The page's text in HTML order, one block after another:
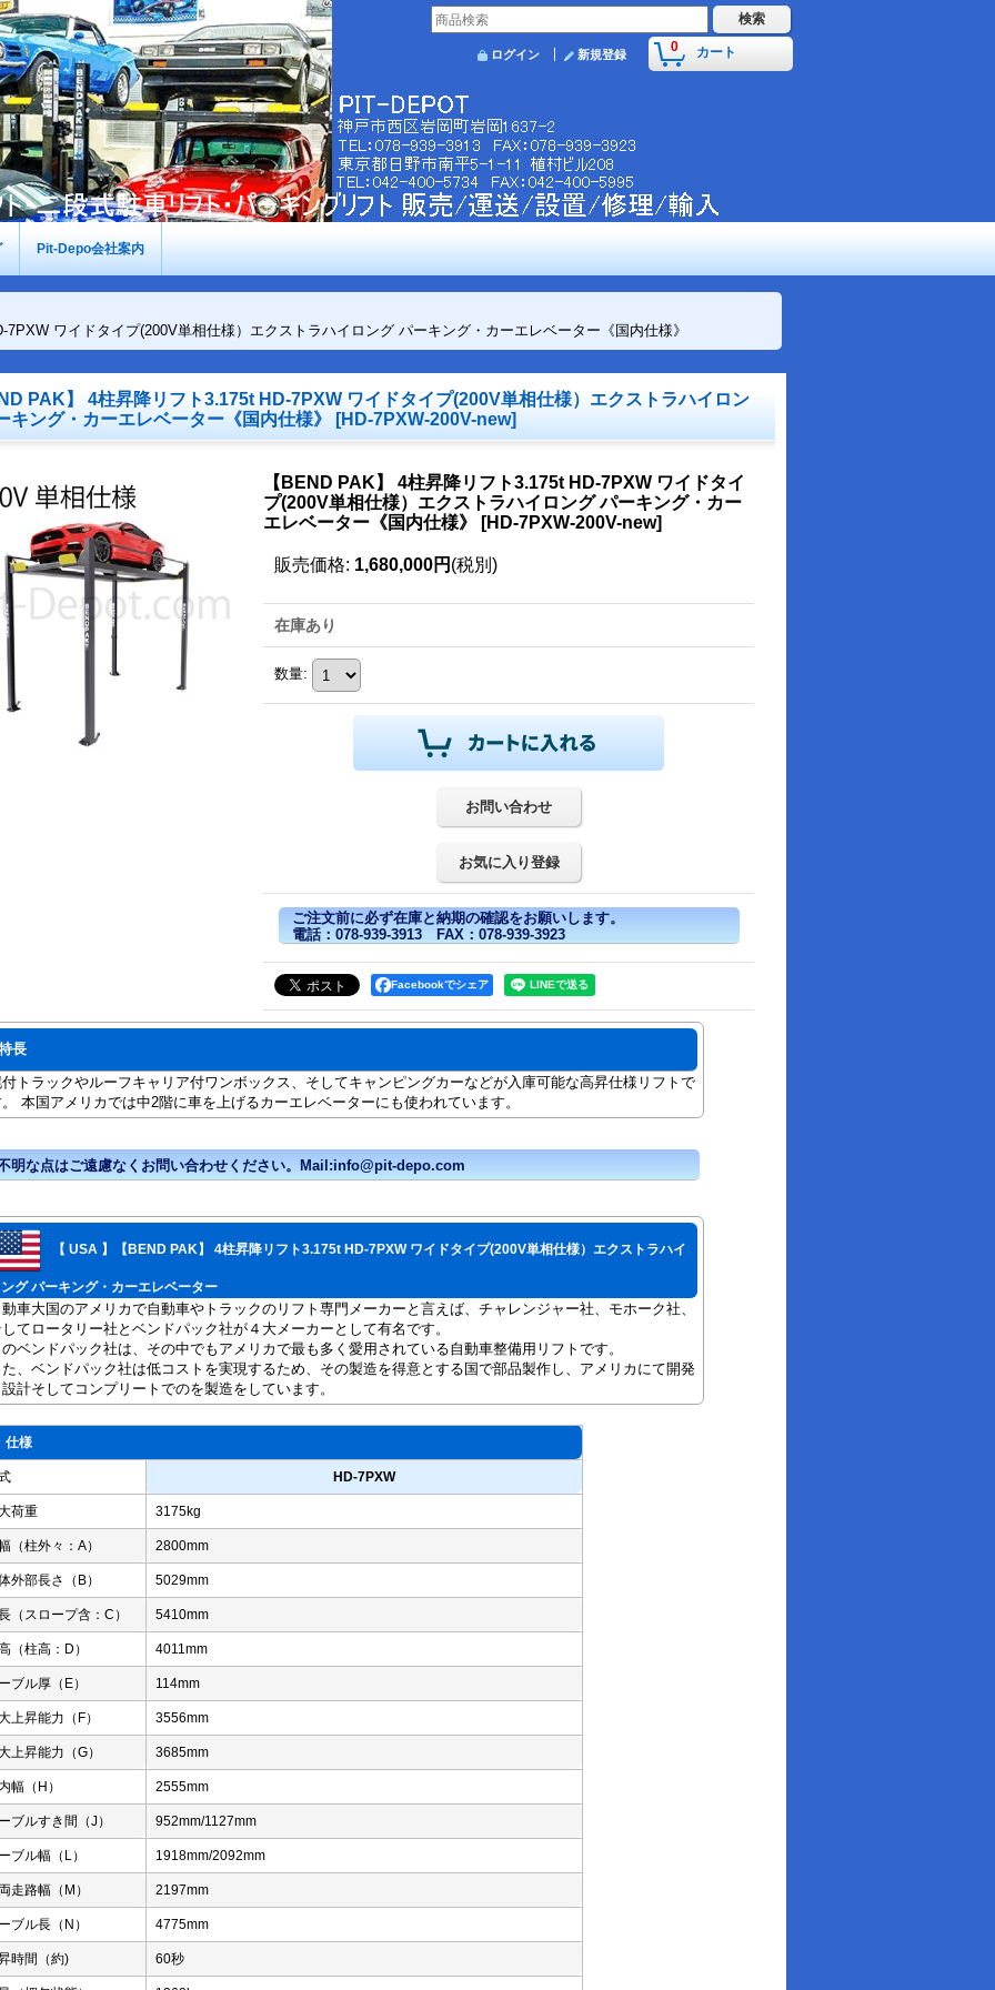
0 カート
ログイン 新規登録
Pit-Depo会社案内
ワイドタイプ(200V単相仕様）エクストラハイロング パーキング・カーエレベーター《国内仕様》
PAK】 4柱昇降リフト3.175t HD-7PXW ワイドタイプ(200V単相仕様）エクストラハイロン
キング・カーエレベーター《国内仕様》
[HD-7PXW-200V-new]
【BEND PAK】 4柱昇降リフト3.175t HD-7PXW ワイドタイ
プ(200V単相仕様）エクストラハイロング パーキング・カー
エレベーター《国内仕様》
[HD-7PXW-200V-new]
販売価格: 1,680,000円 (税別)
在庫あり
数量:
お問い合わせ
お気に入り登録
ご注文前に必ず在庫と納期の確認をお願いします。
電話：078-939-3913 FAX：078-939-3923
Facebookでシェア
長
トラックやルーフキャリア付ワンボックス、そしてキャンピングカーなどが入庫可能な高昇仕様リフトで
本国アメリカでは中2階に車を上げるカーエレベーターにも使われています。
【 USA 】【BEND PAK】 4柱昇降リフト3.175t HD-7PXW ワイドタイプ(200V単相仕様）エクストラハイ
グ パーキング・カーエレベーター
車大国のアメリカで自動車やトラックのリフト専門メーカーと言えば、チャレンジャー社、モホーク社、
てロータリー社とベンドパック社が４大メーカーとして有名です。
ベンドパック社は、その中でもアメリカで最も多く愛用されている自動車整備用リフトです。
、ベンドパック社は低コストを実現するため、その製造を得意とする国で部品製作し、アメリカにて開発
計そしてコンプリートでのを製造をしています。
様
HD-7PXW
荷重 3175kg
（柱外々：A） 2800mm
外部長さ（B） 5029mm
（スロープ含：C） 5410mm
（柱高：D） 4011mm
ブル厚（E） 114mm
上昇能力（F） 3556mm
上昇能力（G） 3685mm
幅（H） 2555mm
ブルすき間（J） 952mm/1127mm
ブル幅（L） 1918mm/2092mm
走路幅（M） 2197mm
ブル長（N） 4775mm
時間（約) 60秒